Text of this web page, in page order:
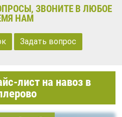
ЗВОНИТЕ В ЛЮБОЕ
НАМ
Задать вопрос
лист на навоз в